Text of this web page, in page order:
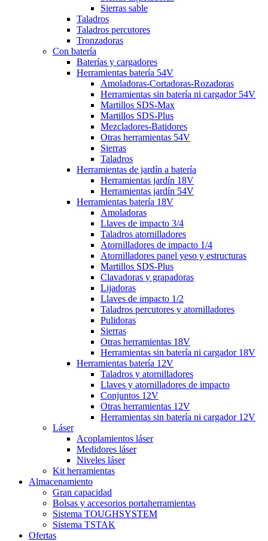
Sierras sable
Taladros
Taladros percutores
Tronzadoras
Con batería
Baterías y cargadores
Herramientas batería 54V
Amoladoras-Cortadoras-Rozadoras
Herramientas sin batería ni cargador 54V
Martillos SDS-Max
Martillos SDS-Plus
Mezcladores-Batidores
Otras herramientas 54V
Sierras
Taladros
Herramientas de jardín a batería
Herramientas jardín 18V
Herramientas jardín 54V
Herramientas batería 18V
Amoladoras
Llaves de impacto 3/4
Taladros atornilladores
Atornilladores de impacto 1/4
Atornilladores panel yeso y estructuras
Martillos SDS-Plus
Clavadoras y grapadoras
Lijadoras
Llaves de impacto 1/2
Taladros percutores y atornilladores
Pulidoras
Sierras
Otras herramientas 18V
Herramientas sin batería ni cargador 18V
Herramientas batería 12V
Taladros y atornilladores
Llaves y atornilladores de impacto
Conjuntos 12V
Otras herramientas 12V
Herramientas sin batería ni cargador 12V
Láser
Acoplamientos láser
Medidores láser
Niveles láser
Kit herramientas
Almacenamiento
Gran capacidad
Bolsas y accesorios portaherramientas
Sistema TOUGHSYSTEM
Sistema TSTAK
Ofertas